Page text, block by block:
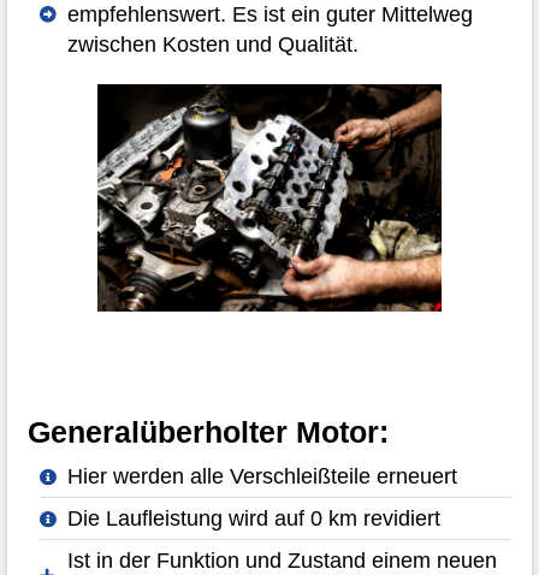
empfehlenswert. Es ist ein guter Mittelweg
zwischen Kosten und Qualität.
Generalüberholter Motor:
Hier werden alle Verschleißteile erneuert
Die Laufleistung wird auf 0 km revidiert
Ist in der Funktion und Zustand einem neuen